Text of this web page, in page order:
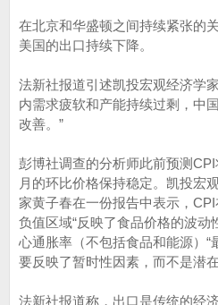
在北京和华盛顿之间持续紧张的
美国的出口持续下降。
法新社报道引述凯投宏观经济学
内需求疲软和产能持续过剩，中
改善。”
彭博社调查的分析师此前预测
月的环比价格保持稳定。凯投宏
家黄子春在一份报告中表示，
负值区域“反映了食品价格的波动
心通胀率（不包括食品和能源）“
要反映了暂时性因素，而不是潜
法新社报道称，出口是传统的经